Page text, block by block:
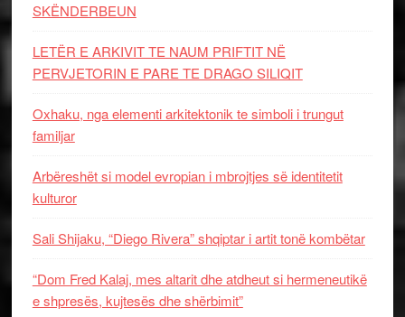
SKËNDERBEUN
LETËR E ARKIVIT TE NAUM PRIFTIT NË
PERVJETORIN E PARE TE DRAGO SILIQIT
Oxhaku, nga elementi arkitektonik te simboli i trungut
familjar
Arbëreshët si model evropian i mbrojtjes së identitetit
kulturor
Sali Shijaku, “Diego Rivera” shqiptar i artit tonë kombëtar
“Dom Fred Kalaj, mes altarit dhe atdheut si hermeneutikë
e shpresës, kujtesës dhe shërbimit”